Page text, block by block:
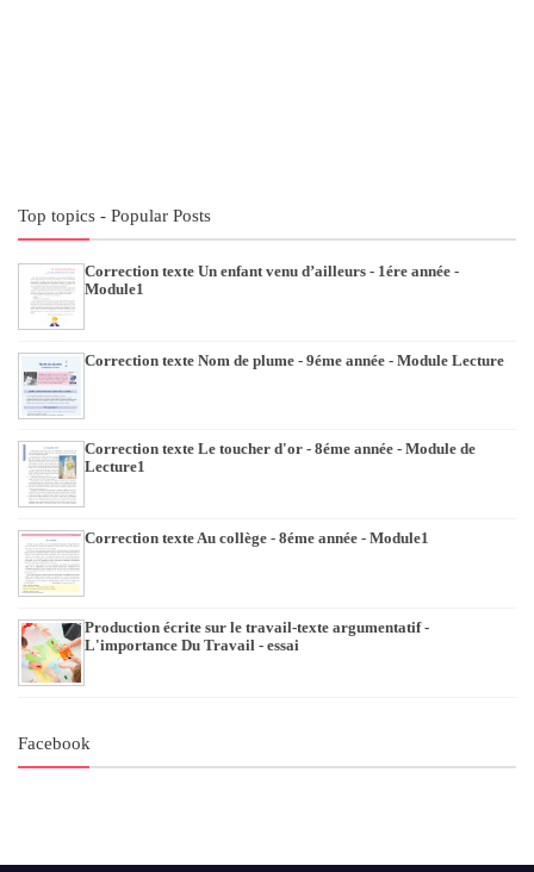
Top topics - Popular Posts
Correction texte Un enfant venu d’ailleurs - 1ére année -
Module1
Correction texte Nom de plume - 9éme année - Module Lecture
Correction texte Le toucher d'or - 8éme année - Module de
Lecture1
Correction texte Au collège - 8éme année - Module1
Production écrite sur le travail-texte argumentatif -
L'importance Du Travail - essai
Facebook